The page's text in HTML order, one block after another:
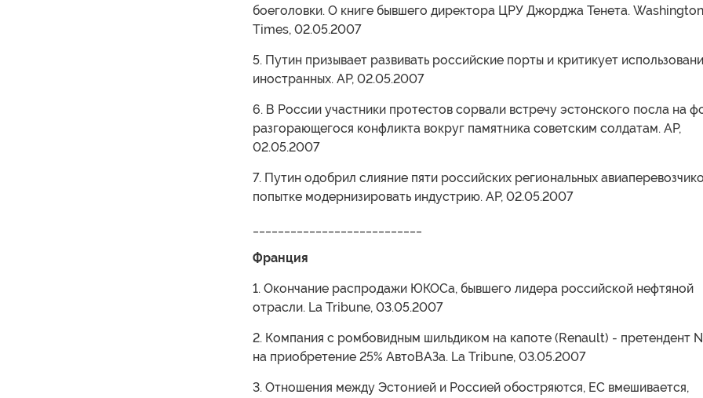
боеголовки. О книге бывшего директора ЦРУ Джорджа Тенета. Washington
Times, 02.05.2007
5. Путин призывает развивать российские порты и критикует
иностранных. АР, 02.05.2007
6. В России участники протестов сорвали встречу эстонского посла на
разгорающегося конфликта вокруг памятника советским солдатам. АР,
02.05.2007
7. Путин одобрил слияние пяти российских региональных
попытке модернизировать индустрию. АР, 02.05.2007
Франция
1. Окончание распродажи ЮКОСа, бывшего лидера российской нефтяной
отрасли. La Tribune, 03.05.2007
2. Компания с ромбовидным шильдиком на капоте (Renault) - претендент
на приобретение 25% АвтоВАЗа. La Tribune, 03.05.2007
3. Отношения между Эстонией и Россией обостряются, ЕС вмешивается,